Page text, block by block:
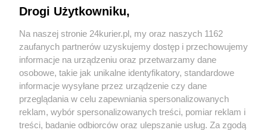
Zapamiętać?
Zaloguj
Drogi Użytkowniku,
Na naszej stronie 24kurier.pl, my oraz naszych 1162
zaufanych partnerów uzyskujemy dostęp i przechowujemy
informacje na urządzeniu oraz przetwarzamy dane
osobowe, takie jak unikalne identyfikatory, standardowe
informacje wysyłane przez urządzenie czy dane
przeglądania w celu zapewniania spersonalizowanych
reklam, wybór spersonalizowanych treści, pomiar reklam i
treści, badanie odbiorców oraz ulepszanie usług. Za zgodą